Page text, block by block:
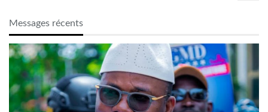
Messages récents